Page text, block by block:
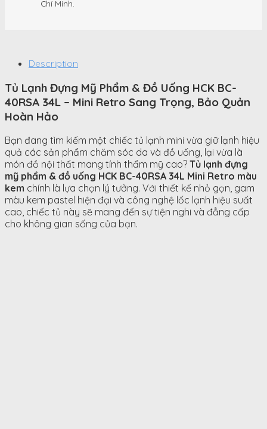
Chí Minh.
Description
Tủ Lạnh Đựng Mỹ Phẩm & Đồ Uống HCK BC-
40RSA 34L – Mini Retro Sang Trọng, Bảo Quản
Hoàn Hảo
Bạn đang tìm kiếm một chiếc tủ lạnh mini vừa giữ lạnh hiệu
quả các sản phẩm chăm sóc da và đồ uống, lại vừa là
món đồ nội thất mang tính thẩm mỹ cao? Tủ lạnh đựng
mỹ phẩm & đồ uống HCK BC-40RSA 34L Mini Retro màu
kem chính là lựa chọn lý tưởng. Với thiết kế nhỏ gọn, gam
màu kem pastel hiện đại và công nghệ lốc lạnh hiệu suất
cao, chiếc tủ này sẽ mang đến sự tiện nghi và đẳng cấp
cho không gian sống của bạn.